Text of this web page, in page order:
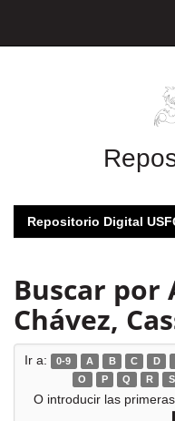
Repositorio Digital
Buscar
Chávez,
Ir a: 0-9 A B C D
O
P Q R S
O introducir las